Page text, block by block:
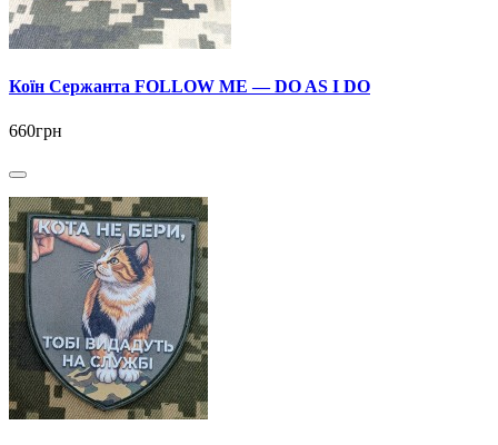
Коїн Сержанта FOLLOW ME — DO AS I DO
660грн